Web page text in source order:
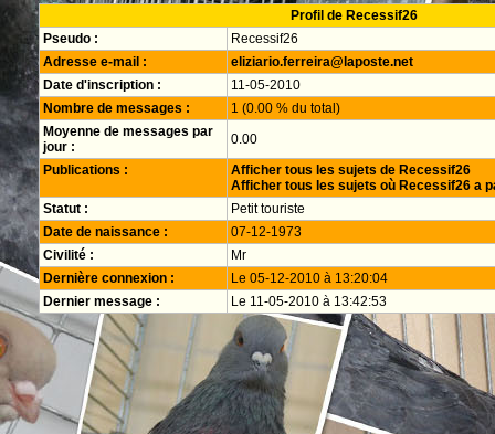
Profil de Recessif26
Pseudo :
Recessif26
Adresse e-mail :
eliziario.ferreira@laposte.net
Date d'inscription :
11-05-2010
Nombre de messages :
1 (0.00 % du total)
Moyenne de messages par
jour :
0.00
Publications :
Afficher tous les sujets de Recessif26
Afficher tous les sujets où Recessif26 a
Statut :
Petit touriste
Date de naissance :
07-12-1973
Civilité :
Mr
Dernière connexion :
Le 05-12-2010 à 13:20:04
Dernier message :
Le 11-05-2010 à 13:42:53